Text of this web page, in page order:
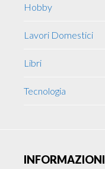
Hobby
Lavori Domestici
Libri
Tecnologia
INFORMAZIONI